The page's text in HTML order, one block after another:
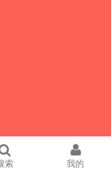
索 我的